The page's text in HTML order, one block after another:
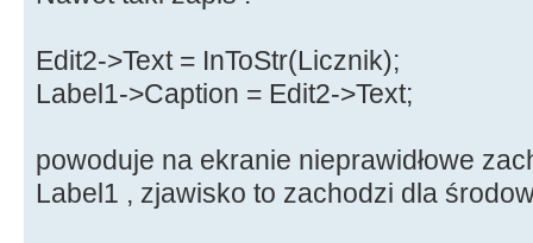
Edit2->Text = InToStr(Licznik);
Label1->Caption = Edit2->Text;
powoduje na ekranie nieprawidłowe
Label1 , zjawisko to zachodzi dla